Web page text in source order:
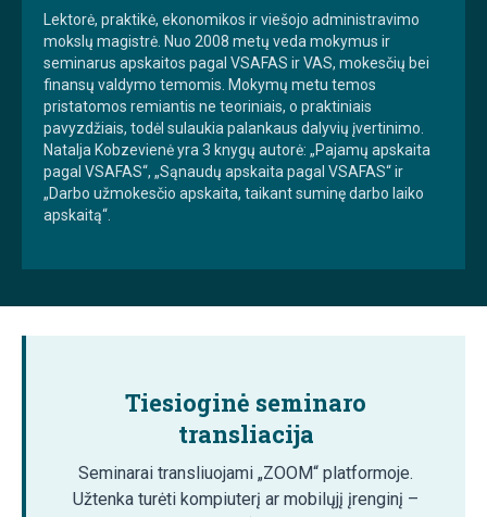
Lektorė, praktikė, ekonomikos ir viešojo administravimo
mokslų magistrė. Nuo 2008 metų veda mokymus ir
seminarus apskaitos pagal VSAFAS ir VAS, mokesčių bei
finansų valdymo temomis. Mokymų metu temos
pristatomos remiantis ne teoriniais, o praktiniais
pavyzdžiais, todėl sulaukia palankaus dalyvių įvertinimo.
Natalja Kobzevienė yra 3 knygų autorė: „Pajamų apskaita
pagal VSAFAS“, „Sąnaudų apskaita pagal VSAFAS“ ir
„Darbo užmokesčio apskaita, taikant suminę darbo laiko
apskaitą“.
Tiesioginė seminaro
transliacija
Seminarai transliuojami „ZOOM“ platformoje.
Užtenka turėti kompiuterį ar mobilųjį įrenginį –